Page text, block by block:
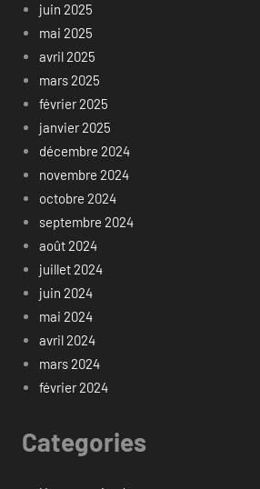
juin 2025
mai 2025
avril 2025
mars 2025
février 2025
janvier 2025
décembre 2024
novembre 2024
octobre 2024
septembre 2024
août 2024
juillet 2024
juin 2024
mai 2024
avril 2024
mars 2024
février 2024
Categories